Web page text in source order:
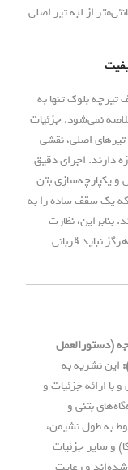
میلگرد منفی باید حداقل ۷۵ سانتی‌متر از لبه تیر اصلی
تیرچه بلوک تنها به
نمی‌شود. جزئیات
تیرهای اصلی، نقشی
دارند. اجرای دقیق
و یکپارچه‌سازی بتن
یک سقف ساده را به
بنابراین، نظارت
نباید قربانی
و بودجه (دستورالعمل
این نشریه به
با ارائه جزئیات و
بتنی و
به طول نشیمن،
و سایر جزئیات